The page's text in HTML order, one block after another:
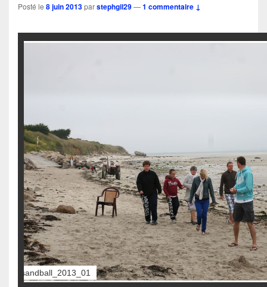
Posté le 8 juin 2013parstephgil29—1 commentaire ↓
sandball_2013_02